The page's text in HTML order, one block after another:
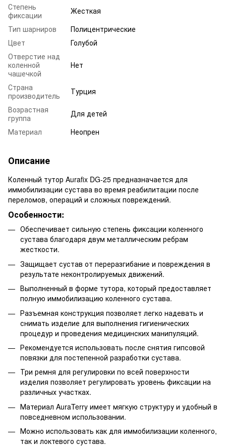
Степень
фиксации
Жесткая
Тип шарниров
Полицентрические
Цвет
Голубой
Отверстие над
коленной
чашечкой
Нет
Страна
производитель
Турция
Возрастная
группа
Для детей
Материал
Неопрен
Описание
Коленный тутор Aurafix DG-25 предназначается для
иммобилизации сустава во время реабилитации после
переломов, операций и сложных повреждений.
Особенности:
Обеспечивает сильную степень фиксации коленного
сустава благодаря двум металлическим ребрам
жесткости.
Защищает сустав от переразгибание и повреждения в
результате неконтролируемых движений.
Выполненный в форме тутора, который предоставляет
полную иммобилизацию коленного сустава.
Разъемная конструкция позволяет легко надевать и
снимать изделие для выполнения гигиенических
процедур и проведения медицинских манипуляций.
Рекомендуется использовать после снятия гипсовой
повязки для постепенной разработки сустава.
Три ремня для регулировки по всей поверхности
изделия позволяет регулировать уровень фиксации на
различных участках.
Материал AuraTerry имеет мягкую структуру и удобный в
повседневном использовании.
Можно использовать как для иммобилизации коленного,
так и локтевого сустава.